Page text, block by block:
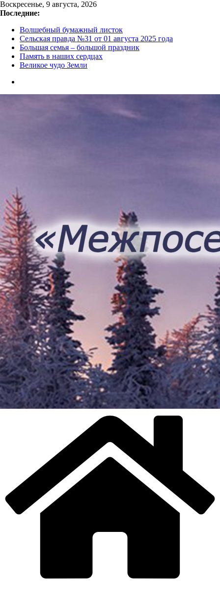
Перейти
к
Воскресенье, 9 августа, 2026
Последние:
Волшебный бумажный листок
Сельская правда №31 от 01 августа 2025 года
Большая семья – большой праздник
Память в наших сердцах
Великое чудо Земли